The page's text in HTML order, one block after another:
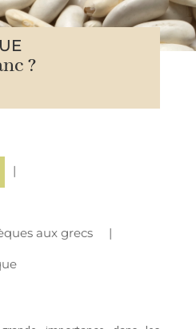
?
aux grecs